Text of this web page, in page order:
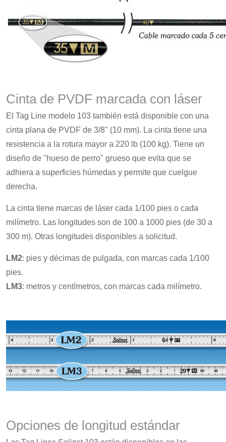
Cinta de PVDF marcada con láser
El Tag Line modelo 103 también está disponible con una
cinta plana de PVDF de 3/8" (10 mm). La cinta tiene una
resistencia a la rotura mayor a 220 lb (100 kg). Tiene un
diseño de "hueso de perro" grueso que evita que se
adhiera a superficies húmedas y permite que cuelgue
derecha.
La cinta tiene marcas de láser cada 1/100 pies o cada
milímetro. Las longitudes son de 100 a 1000 pies (de 30 a
300 m). Otras longitudes disponibles a solicitud.
LM2: pies y décimas de pulgada, con marcas cada 1/100
pies.
LM3: metros y centímetros, con marcas cada milímetro.
Opciones de longitud estándar